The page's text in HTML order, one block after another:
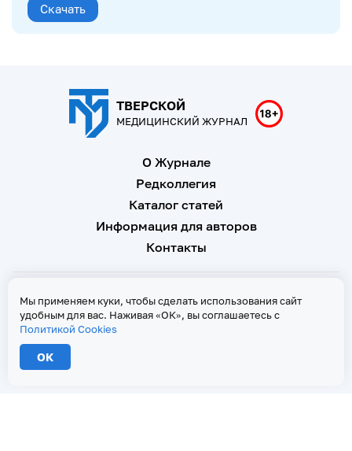
Скачать
ТВЕРСКОЙ
МЕДИЦИНСКИЙ ЖУРНАЛ
О Журнале
Редколлегия
Каталог статей
Информация для авторов
Контакты
При копировании текстов ссылка на страницу-первоисточник обязательна
Свидетельство о регистрации Эл № ФС 77 - 67146 от 16
сентября 2016 г
Мы применяем куки, чтобы сделать использования сайт
удобным для вас. Наживая «ОК», вы соглашаетесь с
Политикой Cookies
ОК